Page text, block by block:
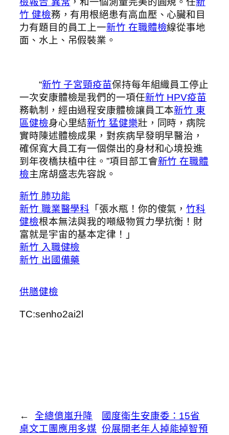
竹 健檢務，有用根絕患有高血壓、心臟和目
力有題目的員工上一新竹 在職體檢線從事地
面、水上、吊假裝業。
“新竹 子宮頸疫苗保持每年組織員工停止
一次安康體檢是我們的一項任新竹 HPV疫苗
務軌制，經由過程安康體檢讓員工本新竹 東
區健檢身心里結新竹 猛健樂壯，同時，病院
實時陳述體檢成果，對疾病早發明早醫治，
確保寬大員工有一個傑出的身材和心境投進
到年夜橋扶植中往。”項目部工會新竹 在職體
檢主席胡盛志先容說。
新竹 肺功能
新竹 職業醫學科 「張水瓶！你的傻氣，竹科
健檢根本無法與我的噸級物質力學抗衡！財
富就是宇宙的基本定律！」
新竹 入職健檢
新竹 出國備藥
供膳健檢
TC:senho2ai2l
←
全總億嵐升降
桌文工團應用多媒
國度衛生安康委：15省
份展開老年人掉能掉智預